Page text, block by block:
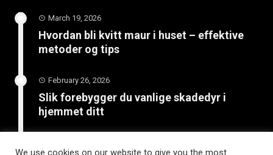
March 19, 2026
Hvordan bli kvitt maur i huset – effektive
metoder og tips
February 26, 2026
Slik forebygger du vanlige skadedyr i
hjemmet ditt
We use cookies on our website to give you the most